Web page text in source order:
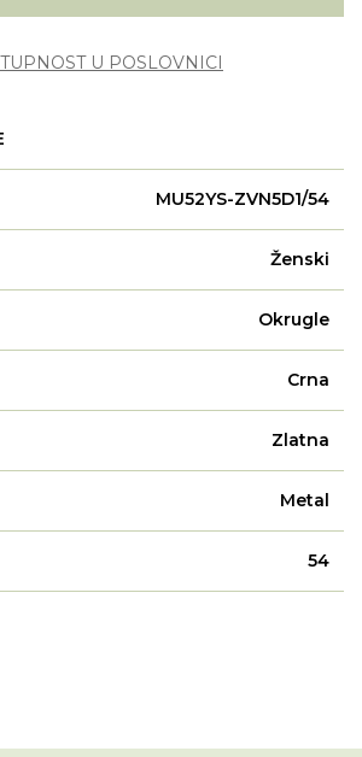
U POSLOVNICI
MU52YS-ZVN5D1/54
Ženski
Okrugle
Crna
Zlatna
Metal
54